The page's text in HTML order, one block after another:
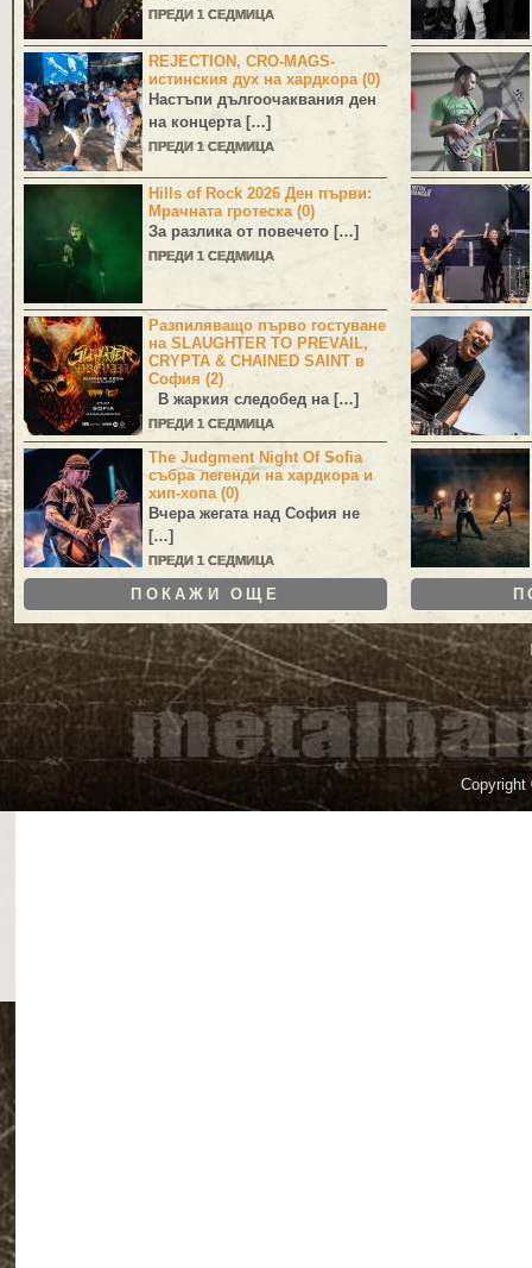
ПРЕДИ 1 СЕДМИЦА
REJECTION, CRO-MAGS-
истинския дух на хардкора (0)
Настъпи дългоочаквания ден
на концерта […]
ПРЕДИ 1 СЕДМИЦА
Hills of Rock 2026 Ден първи:
Мрачната гротеска (0)
За разлика от повечето […]
ПРЕДИ 1 СЕДМИЦА
Разпиляващо първо гостуване
на SLAUGHTER TO PREVAIL,
CRYPTA & CHAINED SAINT в
София (2)
В жаркия следобед на […]
ПРЕДИ 1 СЕДМИЦА
The Judgment Night Of Sofia
събра легенди на хардкора и
хип-хопа (0)
Вчера жегата над София не
[…]
ПРЕДИ 1 СЕДМИЦА
ПОКАЖИ ОЩЕ